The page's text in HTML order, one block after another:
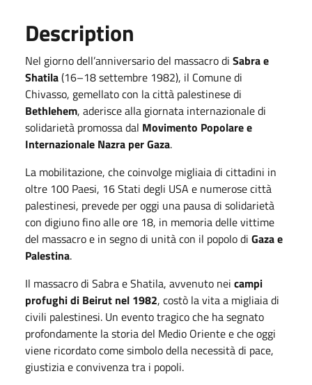
Description
Nel giorno dell’anniversario del massacro di Sabra e
Shatila(16–18 settembre 1982), il Comune di
Chivasso, gemellato con la città palestinese di
Bethlehem, aderisce alla giornata internazionale di
solidarietà promossa dal Movimento Popolare e
Internazionale Nazra per Gaza.
La mobilitazione, che coinvolge migliaia di cittadini in
oltre 100 Paesi, 16 Stati degli USA e numerose città
palestinesi, prevede per oggi una pausa di solidarietà
con digiuno fino alle ore 18, in memoria delle vittime
del massacro e in segno di unità con il popolo di Gaza e
Palestina.
Il massacro di Sabra e Shatila, avvenuto nei campi
profughi di Beirut nel 1982, costò la vita a migliaia di
civili palestinesi. Un evento tragico che ha segnato
profondamente la storia del Medio Oriente e che oggi
viene ricordato come simbolo della necessità di pace,
giustizia e convivenza tra i popoli.